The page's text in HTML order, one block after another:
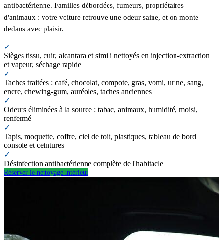
antibactérienne. Familles débordées, fumeurs, propriétaires
d'animaux : votre voiture retrouve une odeur saine, et on monte
dedans avec plaisir.
✓
Sièges tissu, cuir, alcantara et simili nettoyés en injection-extraction
et vapeur, séchage rapide
✓
Taches traitées : café, chocolat, compote, gras, vomi, urine, sang,
encre, chewing-gum, auréoles, taches anciennes
✓
Odeurs éliminées à la source : tabac, animaux, humidité, moisi,
renfermé
✓
Tapis, moquette, coffre, ciel de toit, plastiques, tableau de bord,
console et ceintures
✓
Désinfection antibactérienne complète de l'habitacle
Réserver le nettoyage intérieur